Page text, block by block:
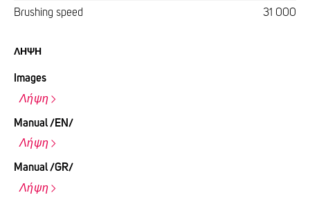
Brushing speed 31 000
ΛΉΨΗ
Images
Λήψη
Manual /EN/
Λήψη
Manual /GR/
Λήψη